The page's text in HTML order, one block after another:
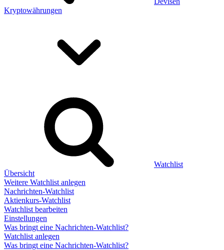
Kryptowährungen
Watchlist
Übersicht
Weitere Watchlist anlegen
Nachrichten-Watchlist
Aktienkurs-Watchlist
Watchlist bearbeiten
Einstellungen
Was bringt eine Nachrichten-Watchlist?
Watchlist anlegen
Was bringt eine Nachrichten-Watchlist?